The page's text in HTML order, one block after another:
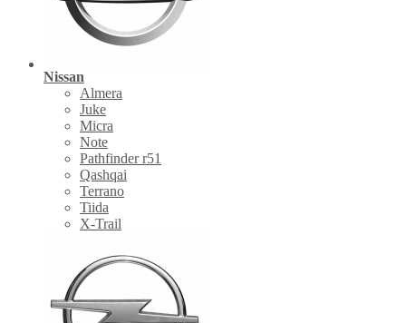
Nissan
Almera
Juke
Micra
Note
Pathfinder r51
Qashqai
Terrano
Tiida
X-Trail